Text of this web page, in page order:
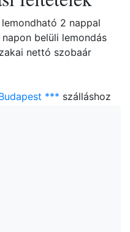
2 nappal
belüli lemondás
nettó szobaár
*** szálláshoz